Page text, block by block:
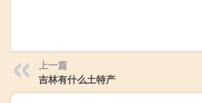
上一篇
吉林有什么土特产